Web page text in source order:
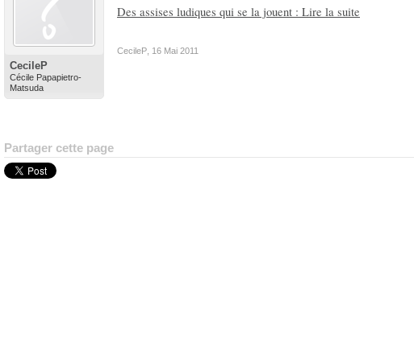
CecileP
Cécile Papapietro-
Matsuda
Des assises ludiques qui se la jouent : Lire la suite
CecileP 16 Mai 2011
Partager cette page